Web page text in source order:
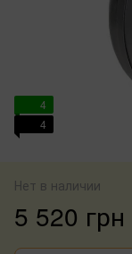
4
4
Нет в наличии
5 520 грн